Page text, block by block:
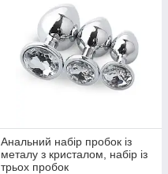
Анальний набір пробок із
металу з кристалом, набір із
трьох пробок